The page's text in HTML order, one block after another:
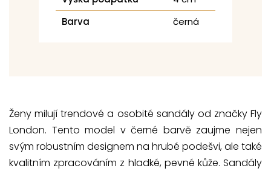
Barva
černá
Ženy milují trendové a osobité sandály od značky Fly
London. Tento model v černé barvě zaujme nejen
svým robustním designem na hrubé podešvi, ale také
kvalitním zpracováním z hladké, pevné kůže. Sandály